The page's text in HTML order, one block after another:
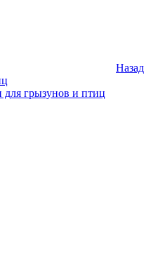
Назад
грызунов и птиц